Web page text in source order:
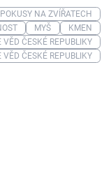
POKUSY NA ZVÍŘATECH
MYŠ
KMEN
ČESKÉ REPUBLIKY
ČESKÉ REPUBLIKY